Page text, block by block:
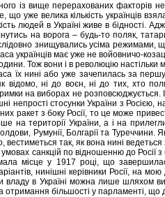
із вище перерахованих факторів
уже велика кількість українців
людей в Україні живе в бідності.
на ворога – будь-то поляк,
знищувались усіма режимами,
українців має уже не войовничо-
Тож вони і в революцію
їх нині або уже зачепилась за
відомо, ні до воєн, ні до тих, хто
на виборах не
непрості стосунки України з
ракет з боку Росії, то це може
на території України, а і на
Румунії, Болгарії та
вестиметься так, як вона нині
санкцій по відношенню до
місце у 1917 році, що
нинішні керівники Росії, на
владу в Україні можна лише шляхом
отримання більшості у парламенті, що